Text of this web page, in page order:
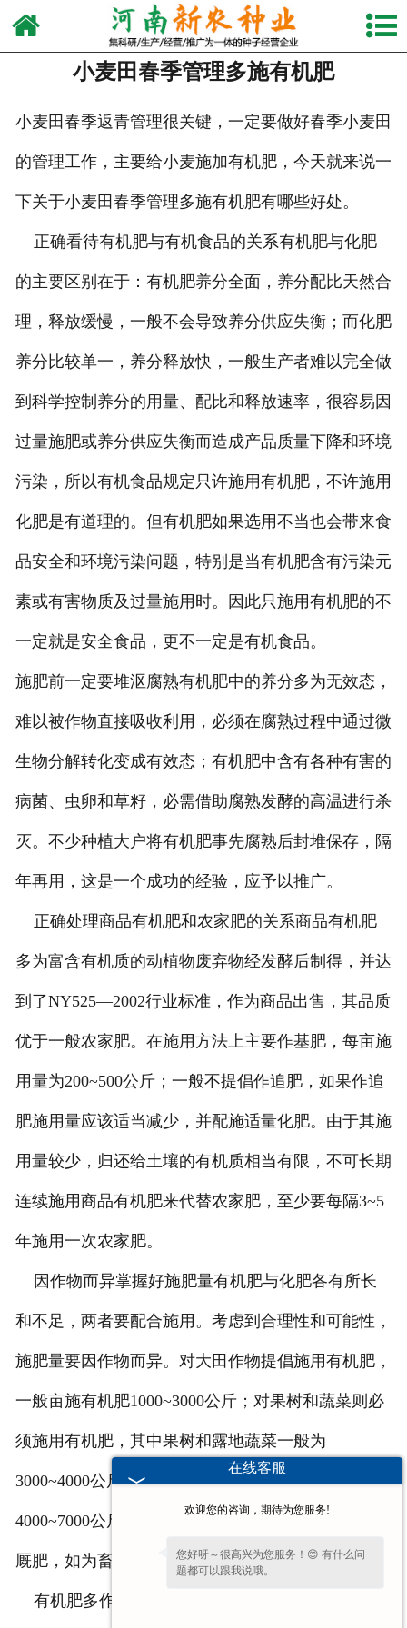
网站首页
关于我们
产品中心
新闻动态
视频中心
生产设备
小麦田春季管理多施有机肥
小麦田春季返青管理很关键，一定要做好春季小麦田
的管理工作，主要给小麦施加有机肥，今天就来说一
下关于小麦田春季管理多施有机肥有哪些好处。
正确看待有机肥与有机食品的关系有机肥与化肥
的主要区别在于：有机肥养分全面，养分配比天然合
理，释放缓慢，一般不会导致养分供应失衡；而化肥
养分比较单一，养分释放快，一般生产者难以完全做
到科学控制养分的用量、配比和释放速率，很容易因
过量施肥或养分供应失衡而造成产品质量下降和环境
污染，所以有机食品规定只许施用有机肥，不许施用
化肥是有道理的。但有机肥如果选用不当也会带来食
品安全和环境污染问题，特别是当有机肥含有污染元
素或有害物质及过量施用时。因此只施用有机肥的不
一定就是安全食品，更不一定是有机食品。
施肥前一定要堆沤腐熟有机肥中的养分多为无效态，
难以被作物直接吸收利用，必须在腐熟过程中通过微
生物分解转化变成有效态；有机肥中含有各种有害的
病菌、虫卵和草籽，必需借助腐熟发酵的高温进行杀
灭。不少种植大户将有机肥事先腐熟后封堆保存，隔
年再用，这是一个成功的经验，应予以推广。
正确处理商品有机肥和农家肥的关系商品有机肥
多为富含有机质的动植物废弃物经发酵后制得，并达
到了NY525—2002行业标准，作为商品出售，其品质
优于一般农家肥。在施用方法上主要作基肥，每亩施
用量为200~500公斤；一般不提倡作追肥，如果作追
肥施用量应该适当减少，并配施适量化肥。由于其施
用量较少，归还给土壤的有机质相当有限，不可长期
连续施用商品有机肥来代替农家肥，至少要每隔3~5
年施用一次农家肥。
因作物而异掌握好施肥量有机肥与化肥各有所长
和不足，两者要配合施用。考虑到合理性和可能性，
施肥量要因作物而异。对大田作物提倡施用有机肥，
一般亩施有机肥1000~3000公斤；对果树和蔬菜则必
须施用有机肥，其中果树和露地蔬菜一般为
3000~4000公斤，大棚等保护地蔬菜一般为
4000~7000公斤。这里的施肥量主要指普通堆沤肥和
厩肥，如为畜禽粪其用量应该适当减少，甚至减半。
有机肥多作为基肥施用，而春季施肥以春播或春
在线客服
欢迎您的咨询，期待为您服务!
您好呀～很高兴为您服务！😊 有什么问
题都可以跟我说哦。